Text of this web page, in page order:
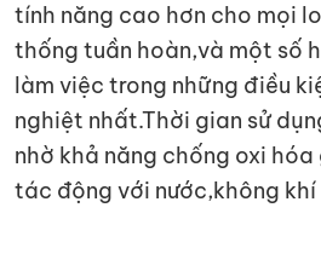
tính năng cao hơn cho mọi
thống tuần hoàn,và một số
làm việc trong những điều
nghiệt nhất.Thời gian sử
nhờ khả năng chống oxi
tác động với nước,không khí